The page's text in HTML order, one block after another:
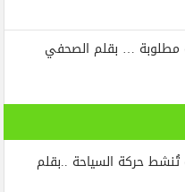
مطلوبة … بقلم الصحفي
حركة السياحة ..بقلم